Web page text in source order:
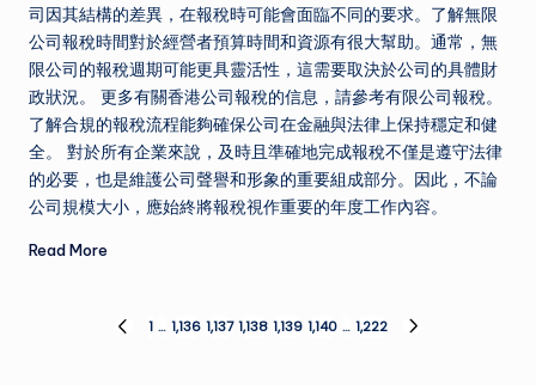
司因其結構的差異，在報稅時可能會面臨不同的要求。了解無限
公司報稅時間對於經營者預算時間和資源有很大幫助。通常，無
限公司的報稅週期可能更具靈活性，這需要取決於公司的具體財
政狀況。 更多有關香港公司報稅的信息，請參考有限公司報稅。
了解合規的報稅流程能夠確保公司在金融與法律上保持穩定和健
全。 對於所有企業來說，及時且準確地完成報稅不僅是遵守法律
的必要，也是維護公司聲譽和形象的重要組成部分。因此，不論
公司規模大小，應始終將報稅視作重要的年度工作內容。
Read More
PostsPREVIOUS
1 … 1,136 1,137 1,138 1,139 1,140 … 1,222